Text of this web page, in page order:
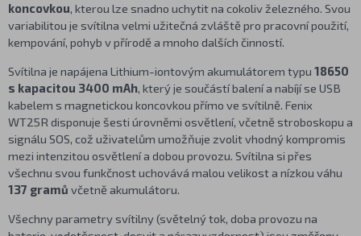
koncovkou, kterou lze snadno uchytit na cokoliv železného. Svou
variabilitou je svítilna velmi užitečná zvláště pro pracovní použití,
kempování, pohyb v přírodě a mnoho dalších činností.
Svítilna je napájena Lithium-iontovým akumulátorem typu 18650
s kapacitou 3400 mAh, který je součástí balení a nabíjí se USB
kabelem s magnetickou koncovkou přímo ve svítilně. Fenix
WT25R disponuje šesti úrovněmi osvětlení, včetně stroboskopu a
signálu SOS, což uživatelům umožňuje zvolit vhodný kompromis
mezi intenzitou osvětlení a dobou provozu. Svítilna si přes
všechnu svou funkčnost uchovává malou velikost a nízkou váhu
137 gramů včetně akumulátoru.
Všechny parametry svítilny (světelný tok, doba provozu na